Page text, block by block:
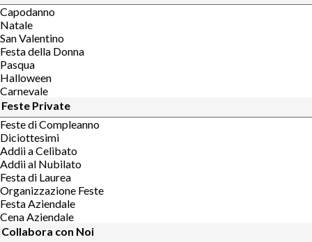
Capodanno
Natale
San Valentino
Festa della Donna
Pasqua
Halloween
Carnevale
Feste Private
Feste di Compleanno
Diciottesimi
Addii a Celibato
Addii al Nubilato
Festa di Laurea
Organizzazione Feste
Festa Aziendale
Cena Aziendale
Collabora con Noi